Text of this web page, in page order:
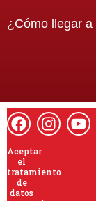
¿Cómo llegar a
Aceptar
el
tratamiento
de
datos